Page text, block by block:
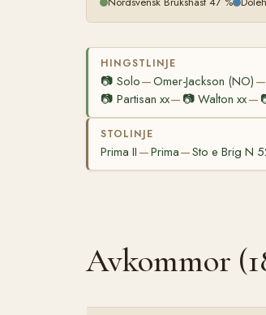
HINGSTLINJE
📷 Solo—Omer-Jackson (NO) —
📷 Partisan xx— 📷Walton xx—
STOLINJE
Prima II —Prima—Sto e Brig N
Avkommor